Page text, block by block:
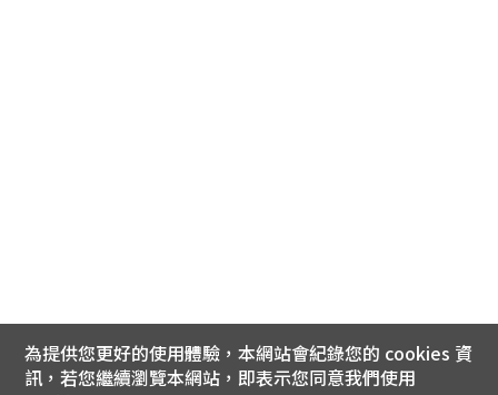
為提供您更好的使用體驗，本網站會紀錄您的 cookies 資
訊，若您繼續瀏覽本網站，即表示您同意我們使用